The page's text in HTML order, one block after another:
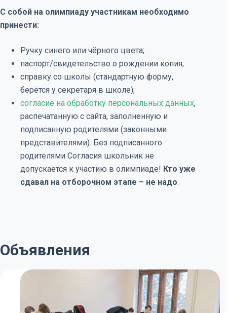
С собой на олимпиаду участникам необходимо
принести:
Ручку синего или чёрного цвета;
паспорт/свидетельство о рождении копия;
справку со школы (стандартную форму,
берётся у секретаря в школе);
согласие на обработку персональных данных,
распечатанную с сайта, заполненную и
подписанную родителями (законными
представителями). Без подписанного
родителями Согласия школьник не
допускается к участию в олимпиаде! Кто уже
сдавал на отборочном этапе – не надо.
Объявления